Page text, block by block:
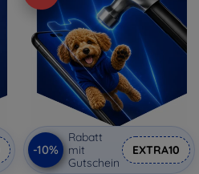
-10%
Rabatt
mit
Gutschein
EXTRA10